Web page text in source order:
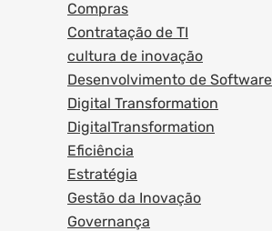
Compras
Contratação de TI
cultura de inovação
Desenvolvimento de
Digital Transformation
DigitalTransformation
Eficiência
Estratégia
Gestão da Inovação
Governança